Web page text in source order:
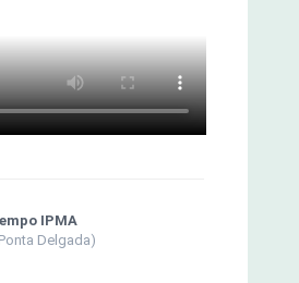
IPMA
Delgada)